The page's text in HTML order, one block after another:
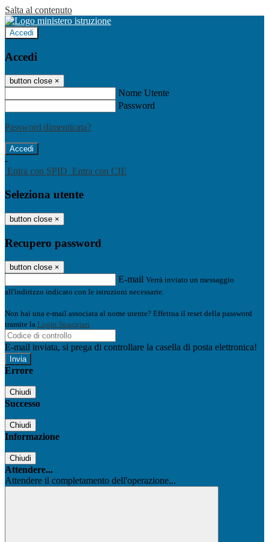
Salta al contenuto
Accedi
Accedi
button close ×
Nome Utente
Password
Password dimenticata?
-
Entra con SPID Entra con CIE
Seleziona utente
button close ×
Recupero password
button close ×
E-mail Verrà inviato un messaggio
all'indirizzo indicato con le istruzioni necessarie.
Non hai una e-mail associata al nome utente? Effettua il reset della password
tramite la Login Spaggiari
E-mail inviata, si prega di controllare la casella di posta elettronica!
Errore
Chiudi
Successo
Chiudi
Informazione
Chiudi
Attendere...
Attendere il completamento dell'operazione...